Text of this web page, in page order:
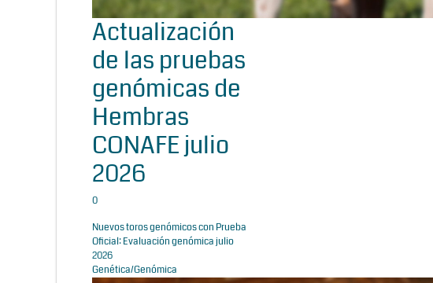
Actualización
de las pruebas
genómicas de
Hembras
CONAFE julio
2026
0
Nuevos toros genómicos con Prueba
Oficial: Evaluación genómica julio
2026
Genética/Genómica